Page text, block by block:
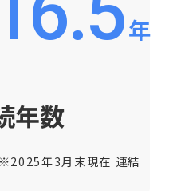
年
年数
※2025年3月末現在 連結